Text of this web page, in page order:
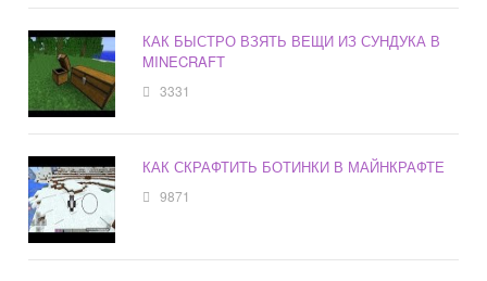
КАК БЫСТРО ВЗЯТЬ ВЕЩИ ИЗ СУНДУКА В
MINECRAFT
3331
КАК СКРАФТИТЬ БОТИНКИ В МАЙНКРАФТЕ
9871